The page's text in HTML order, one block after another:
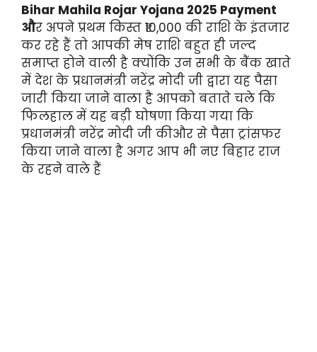
Bihar Mahila Rojar Yojana 2025 Payment
और अपने प्रथम किस्त ₹10,000 की राशि के इंतजार
कर रहे हैं तो आपकी मेष राशि बहुत ही जल्द
समाप्त होने वाली है क्योंकि उन सभी के बैंक खाते
में देश के प्रधानमंत्री नरेंद्र मोदी जी द्वारा यह पैसा
जारी किया जाने वाला है आपको बताते चले कि
फिलहाल में यह बड़ी घोषणा किया गया कि
प्रधानमंत्री नरेंद्र मोदी जी कीऔर से पैसा ट्रांसफर
किया जाने वाला है अगर आप भी नए बिहार राज
के रहने वाले हैं